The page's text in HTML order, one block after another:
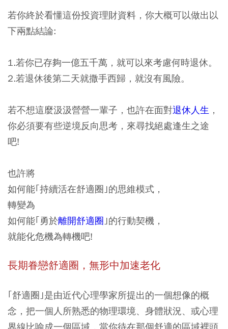
若你終於看懂這份投資理財資料，你大概可以做出以
下兩點結論:
1.若你已存夠一億五千萬，就可以來考慮何時退休。
2.若退休後第二天就撒手西歸，就沒有風險。
若不想這麼汲汲營營一輩子，也許在面對退休人生 ，
你必須要有些逆境反向思考，來尋找絕處逢生之途
吧!
也許將
如何能｢持續活在舒適圈｣的思維模式，
轉變為
如何能｢勇於離開舒適圈 ｣的行動契機，
就能化危機為轉機吧!
長期眷戀舒適圈，無形中加速老化
｢舒適圈｣是由近代心理學家所提出的一個想像的概
念，把一個人所熟悉的物理環境、身體狀況、或心理